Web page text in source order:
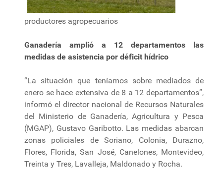
productores agropecuarios
Ganadería amplió a 12 departamentos las
medidas de asistencia por déficit hídrico
“La situación que teníamos sobre mediados de
enero se hace extensiva de 8 a 12 departamentos”,
informó el director nacional de Recursos Naturales
del Ministerio de Ganadería, Agricultura y Pesca
(MGAP), Gustavo Garibotto. Las medidas abarcan
zonas policiales de Soriano, Colonia, Durazno,
Flores, Florida, San José, Canelones, Montevideo,
Treinta y Tres, Lavalleja, Maldonado y Rocha.